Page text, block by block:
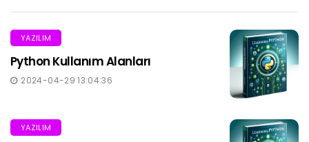
YAZILIM
Python Kullanım Alanları
2024-04-29 13:04:36
YAZILIM